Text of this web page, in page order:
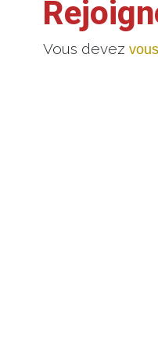
Vous devez